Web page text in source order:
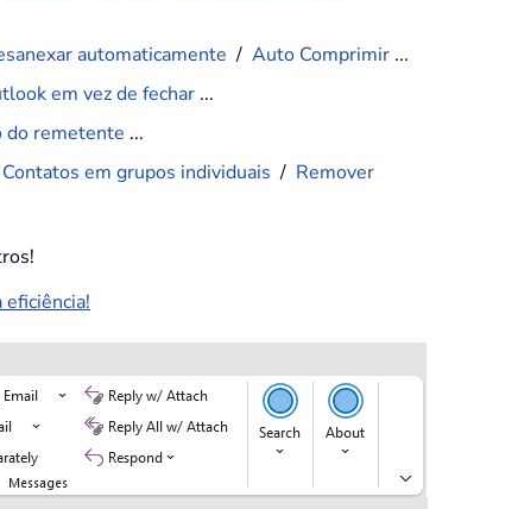
automaticamente /Auto Comprimir ...
em vez de fechar ...
do remetente ...
em grupos individuais / Remover